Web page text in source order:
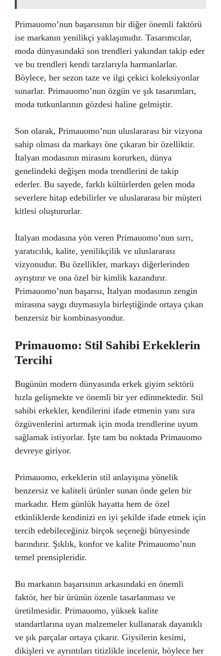
Primauomo’nun başarısının bir diğer önemli faktörü
ise markanın yenilikçi yaklaşımıdır. Tasarımcılar,
moda dünyasındaki son trendleri yakından takip eder
ve bu trendleri kendi tarzlarıyla harmanlarlar.
Böylece, her sezon taze ve ilgi çekici koleksiyonlar
sunarlar. Primauomo’nun özgün ve şık tasarımları,
moda tutkunlarının gözdesi haline gelmiştir.
Son olarak, Primauomo’nun uluslararası bir vizyona
sahip olması da markayı öne çıkaran bir özelliktir.
İtalyan modasının mirasını korurken, dünya
genelindeki değişen moda trendlerini de takip
ederler. Bu sayede, farklı kültürlerden gelen moda
severlere hitap edebilirler ve uluslararası bir müşteri
kitlesi oluştururlar.
İtalyan modasına yön veren Primauomo’nun sırrı,
yaratıcılık, kalite, yenilikçilik ve uluslararası
vizyonudur. Bu özellikler, markayı diğerlerinden
ayrıştırır ve ona özel bir kimlik kazandırır.
Primauomo’nun başarısı, İtalyan modasının zengin
mirasına saygı duymasıyla birleştiğinde ortaya çıkan
benzersiz bir kombinasyondur.
Primauomo: Stil Sahibi Erkeklerin
Tercihi
Bugünün modern dünyasında erkek giyim sektörü
hızla gelişmekte ve önemli bir yer edinmektedir. Stil
sahibi erkekler, kendilerini ifade etmenin yanı sıra
özgüvenlerini artırmak için moda trendlerine uyum
sağlamak istiyorlar. İşte tam bu noktada Primauomo
devreye giriyor.
Primauomo, erkeklerin stil anlayışına yönelik
benzersiz ve kaliteli ürünler sunan önde gelen bir
markadır. Hem günlük hayatta hem de özel
etkinliklerde kendinizi en iyi şekilde ifade etmek için
tercih edebileceğiniz birçok seçeneği bünyesinde
barındırır. Şıklık, konfor ve kalite Primauomo’nun
temel prensipleridir.
Bu markanın başarısının arkasındaki en önemli
faktör, her bir ürünün özenle tasarlanması ve
üretilmesidir. Primauomo, yüksek kalite
standartlarına uyan malzemeler kullanarak dayanıklı
ve şık parçalar ortaya çıkarır. Giysilerin kesimi,
dikişleri ve ayrıntıları titizlikle incelenir, böylece her